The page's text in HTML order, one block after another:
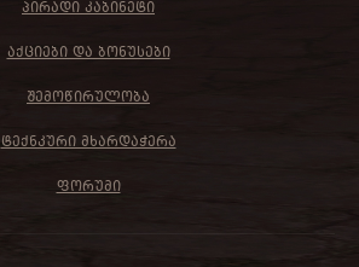
ᲞᲘᲠᲐᲓᲘ ᲙᲐᲑᲘᲜᲔᲢᲘ
ᲐᲥᲪᲘᲔᲑᲘ ᲓᲐ ᲑᲝᲜᲣᲡᲔᲑᲘ
ᲨᲔᲛᲝᲬᲘᲠᲣᲚᲝᲑᲐ
ᲢᲔᲥᲜᲙᲣᲠᲘ ᲛᲮᲐᲠᲓᲐᲭᲔᲠᲐ
ᲤᲝᲠᲣᲛᲘ